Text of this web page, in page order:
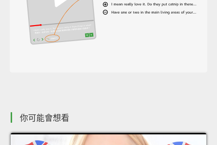
你可能會想看